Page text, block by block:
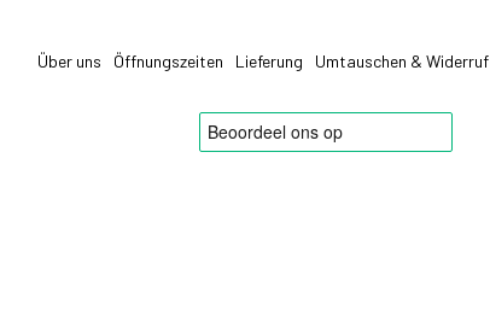
Über uns Öffnungszeiten Lieferung Umtauschen & Widerruf